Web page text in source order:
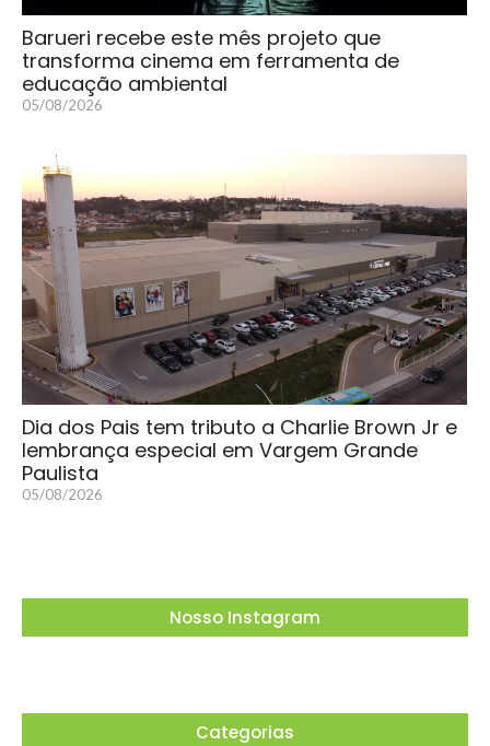
Barueri recebe este mês projeto que
transforma cinema em ferramenta de
educação ambiental
05/08/2026
Dia dos Pais tem tributo a Charlie Brown Jr e
lembrança especial em Vargem Grande
Paulista
05/08/2026
Nosso Instagram
Categorias